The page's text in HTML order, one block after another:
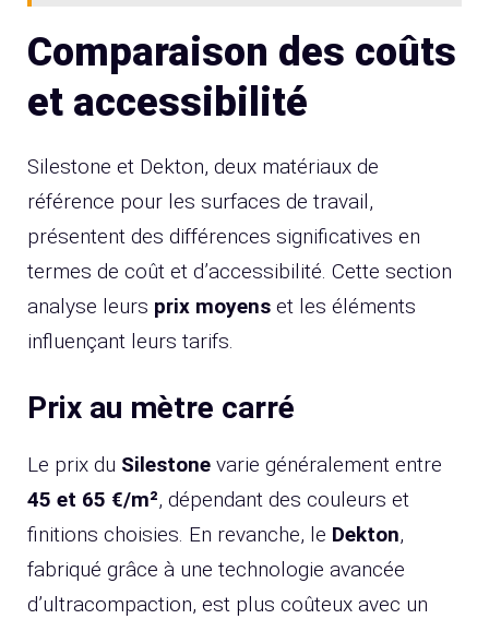
Comparaison des coûts
et accessibilité
Silestone et Dekton, deux matériaux de
référence pour les surfaces de travail,
présentent des différences significatives en
termes de coût et d’accessibilité. Cette section
analyse leurs prix moyens et les éléments
influençant leurs tarifs.
Prix au mètre carré
Le prix du Silestone varie généralement entre
45 et 65 €/m², dépendant des couleurs et
finitions choisies. En revanche, le Dekton,
fabriqué grâce à une technologie avancée
d’ultracompaction, est plus coûteux avec un